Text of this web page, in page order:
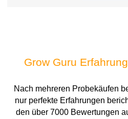
Grow Guru
Nach mehreren Probekäufen
nur perfekte Erfahrungen
den über 7000 Bewertungen